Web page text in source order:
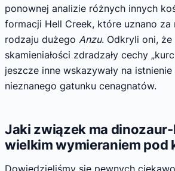
ponownej analizie różnych innych
formacji Hell Creek, które uznano za
rodzaju dużego Anzu. Odkryli oni,
skamieniałości zdradzały cechy
jeszcze inne wskazywały na
nieznanego gatunku cenagnatów.
Jaki związek ma
wielkim wymieraniem pod
Dowiedzieliśmy się pewnych